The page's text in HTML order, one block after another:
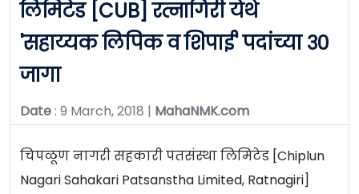
लिमिटेड [CUB] रत्नागिरी येथे
'सहाय्यक लिपिक व शिपाई' पदांच्या ३०
जागा
Date: 9 March, 2018 | MahaNMK.com
चिपळूण नागरी सहकारी पतसंस्था लिमिटेड [Chiplun
Nagari Sahakari Patsanstha Limited, Ratnagiri]